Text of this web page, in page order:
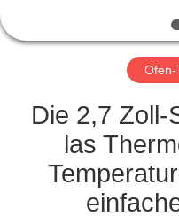
NEUIGKEITEN
BITTE UM
EIN
Die 2,7 Zoll-
las